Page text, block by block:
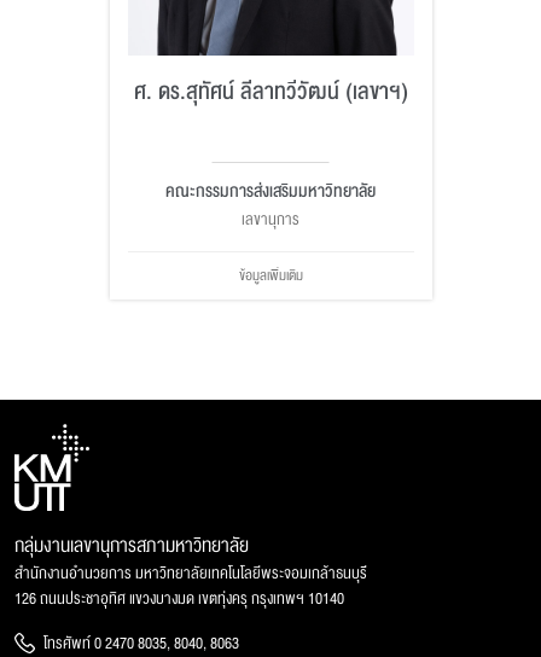
ศ. ดร.สุทัศน์ ลีลาทวีวัฒน์ (เลขาฯ)
คณะกรรมการส่งเสริมมหาวิทยาลัย
เลขานุการ
ข้อมูลเพิ่มเติม
กลุ่มงานเลขานุการสภามหาวิทยาลัย
สำนักงานอำนวยการ มหาวิทยาลัยเทคโนโลยีพระจอมเกล้าธนบุรี
126 ถนนประชาอุทิศ แขวงบางมด เขตทุ่งครุ กรุงเทพฯ 10140
โทรศัพท์ 0 2470 8035, 8040, 8063